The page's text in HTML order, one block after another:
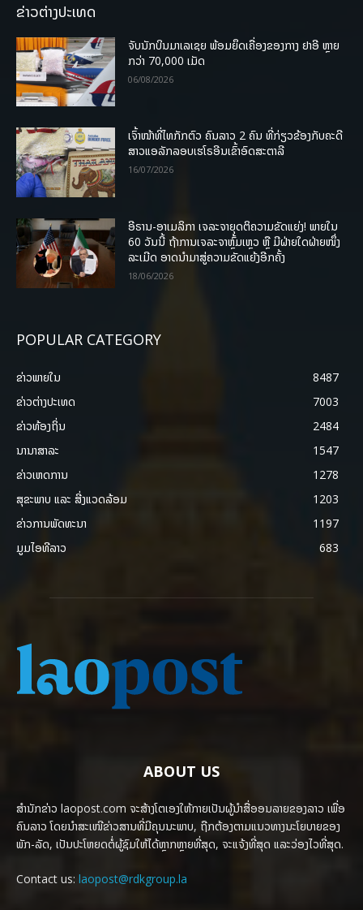
ຂ່າວຕ່າງປະເທດ
ຈັບນັກບິນມາເລເຊຍ ພ້ອມຍຶດເຄື່ອງຂອງກາງ ຢາອີ ຫຼາຍ
ກວ່າ 70,000 ເມັດ
06/08/2026
ເຈົ້າໜ້າທີ່ໄທກັກຕົວ ຄົນລາວ 2 ຄົນ ທີ່ກ່ຽວຂ້ອງກັບຄະດີ
ສາວແອລັກລອບເຮໂຣອີນເຂົ້າອົດສະຕາລີ
16/07/2026
ອີຣານ-ອາເມລິກາ ເຈລະຈາຍຸດຕິຄວາມຂັດແຍ່ງ! ພາຍໃນ
60 ວັນນີ້ ຖ້າການເຈລະຈາຫຼົ້ມເຫຼວ ຫຼື ມີຝ່າຍໃດຝ່າຍໜຶ່ງ
ລະເມີດ ອາດນໍາມາສູ່ຄວາມຂັດແຍ້ງອີກຄັ້ງ
18/06/2026
POPULAR CATEGORY
ຂ່າວພາຍ​ໃນ
8487
ຂ່າວຕ່າງປະເທດ
7003
ຂ່າວທ້ອງຖິ່ນ
2484
ນານາສາລະ
1547
ຂ່າວເຫດການ
1278
ສຸຂະພາບ ແລະ ສີ່ງແວດລ້ອມ
1203
ຂ່າວການພັດທະນາ
1197
ມູມໄອທີລາວ
683
ABOUT US
ສຳນັກຂ່າວ laopost.com ຈະສ້າງໂຕເອງໃຫ້ກາຍເປັນຜູ້ນຳສື່ອອນລາຍຂອງລາວ ເພື່ອ
ຄົນລາວ ໂດຍນຳສະເໜີຂ່າວສານທີ່ມີຄຸນນະພາບ, ຖືກຕ້ອງຕາມແນວທາງນະໂຍບາຍຂອງ
ພັກ-ລັດ, ເປັນປະໂຫຍດຕໍ່ຜູ້ຊົມໃຫ້ໄດ້ຫຼາກຫຼາຍທີ່ສຸດ, ຈະແຈ້ງທີ່ສຸດ ແລະວ່ອງໄວທີ່ສຸດ.
Contact us: laopost@rdkgroup.la